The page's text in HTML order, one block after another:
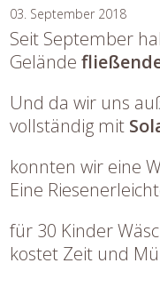
03. September 2018
Seit September
Gelände
Und da wir uns
vollständig mit
konnten wir eine
Eine
für 30 Kinder
kostet Zeit und